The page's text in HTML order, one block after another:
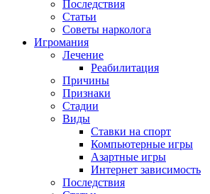
Последствия
Статьи
Советы нарколога
Игромания
Лечение
Реабилитация
Причины
Признаки
Стадии
Виды
Ставки на спорт
Компьютерные игры
Азартные игры
Интернет зависимость
Последствия